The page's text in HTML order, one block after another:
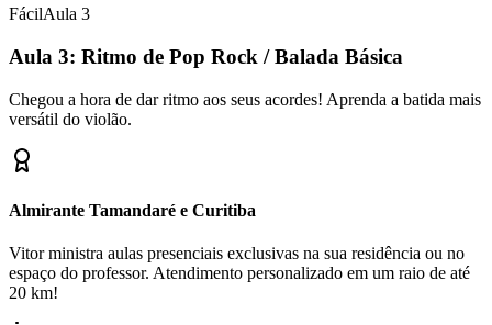
FácilAula 3
Aula 3: Ritmo de Pop Rock / Balada Básica
Chegou a hora de dar ritmo aos seus acordes! Aprenda a batida mais
versátil do violão.
Almirante Tamandaré e Curitiba
Vitor ministra aulas presenciais exclusivas na sua residência ou no
espaço do professor. Atendimento personalizado em um raio de até
20 km!